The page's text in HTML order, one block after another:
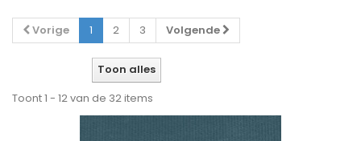
Vorige 1 2 3 Volgende
Toon alles
Toont 1 - 12 van de 32 items